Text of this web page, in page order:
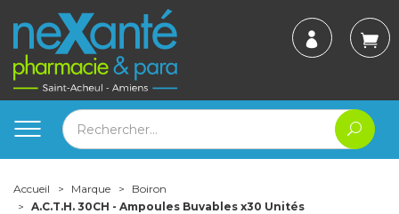
Accueil Marque
Boiron
A.C.T.H. 30CH - Ampoules Buvables x30 Unités